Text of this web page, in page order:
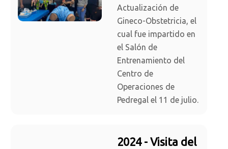
Actualización de
Gineco-Obstetricia, el
cual fue impartido en
el Salón de
Entrenamiento del
Centro de
Operaciones de
Pedregal el 11 de julio.
2024 - Visita del